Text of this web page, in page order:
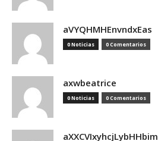
aVYQHMHEnvndxEas
0 Noticias 0 Comentarios
axwbeatrice
0 Noticias 0 Comentarios
aXXCVIxyhcjLybHHbim